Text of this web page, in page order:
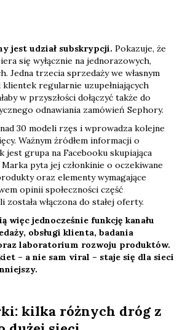
jest udział subskrypcji. Pokazuje, że
się wyłącznie na jednorazowych,
Jedna trzecia sprzedaży we własnym
regularnie uzupełniających
w przyszłości dołączyć także do
odnawiania zamówień Sephory.
30 modeli rzęs i wprowadza kolejne
Ważnym źródłem informacji o
grupa na Facebooku skupiająca
pyta jej członkinie o oczekiwane
oraz elementy wymagające
opinii społeczności część
włączona do stałej oferty.
więc jednocześnie funkcję kanału
obsługi klienta, badania
laboratorium rozwoju produktów.
– a nie sam viral – staje się dla sieci
kilka różnych dróg z